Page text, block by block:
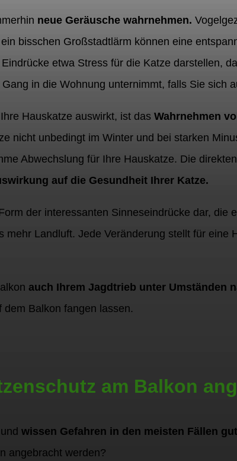
neue Geräusche wahrnehmen.
bisschen Großstadtlärm können eine
etwa Stress für die Katze darstellen,
in die Wohnung unternimmt, falls Sie sich
Hauskatze auswirkt, ist das Wahrnehmen
nicht unbedingt im Winter und bei starken
Abwechslung für Ihre Hauskatze. Die
auf die Gesundheit Ihrer Katze.
der interessanten Sinneseindrücke dar, die
Landluft. Jede Veränderung stellt für eine
auch Ihrem Jagdtrieb unter Umständen
Balkon fangen lassen.
am Balkon
wissen Gefahren in den meisten Fällen
angebracht werden?